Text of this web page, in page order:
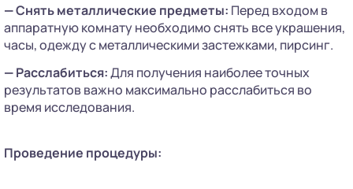
—Снять металлические предметы: Перед входом в
аппаратную комнату необходимо снять все украшения,
часы, одежду с металлическими застежками, пирсинг.
—Расслабиться:Для получения наиболее точных
результатов важно максимально расслабиться во
время исследования.
Проведение процедуры: